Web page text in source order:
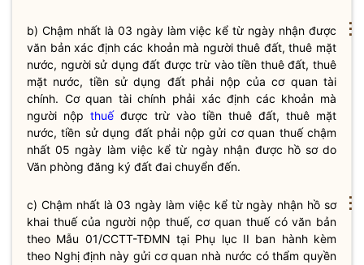
b) Chậm nhất là 03 ngày làm việc kể từ ngày nhận được
văn bản xác định các khoản mà người thuê đất, thuê mặt
nước, người sử dụng đất được trừ vào tiền thuê đất, thuê
mặt nước, tiền sử dụng đất phải nộp của cơ quan tài
chính. Cơ quan tài chính phải xác định các khoản mà
người nộp thuếđược trừ vào tiền thuê đất, thuê mặt
nước, tiền sử dụng đất phải nộp gửi cơ quan thuếchậm
nhất 05 ngày làm việc kể từ ngày nhận được hồ sơ do
Văn phòng đăng ký đất đai chuyển đến.
c) Chậm nhất là 03 ngày làm việc kể từ ngày nhận hồ sơ
khai thuếcủa người nộp thuế, cơ quan thuếcó văn bản
theo Mẫu 01/CCTT-TĐMN tại Phụ lục II ban hành kèm
theo Nghị định này gửi cơ quan nhà nước có thẩm quyền
⋮
⋮